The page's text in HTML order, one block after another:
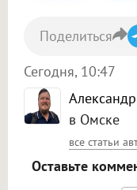
в Омске
все статьи
Сегодня, 10:47
Поделиться
Оставьте